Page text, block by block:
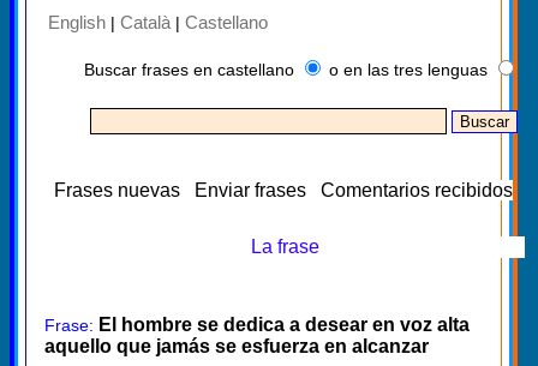
English | Català | Castellano
Buscar frases en castellano o en las tres lenguas
Frases nuevas Enviar frases Comentarios recibidos
La frase
Frase: El hombre se dedica a desear en voz alta
aquello que jamás se esfuerza en alcanzar